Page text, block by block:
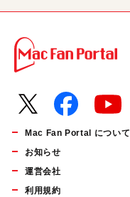
Mac Fan Portal について
お知らせ
運営会社
利用規約